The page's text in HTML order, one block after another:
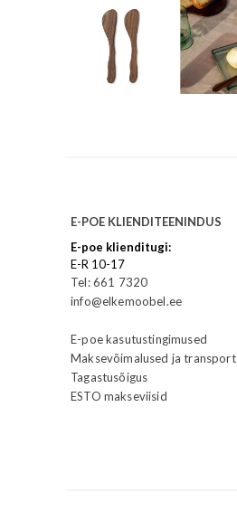
E-POE KLIENDITEENINDUS
E-poe klienditugi:
E-R 10-17
Tel: 661 7320
info@elkemoobel.ee
E-poe kasutustingimused
Maksevõimalused ja transport
Tagastusõigus
ESTO makseviisid